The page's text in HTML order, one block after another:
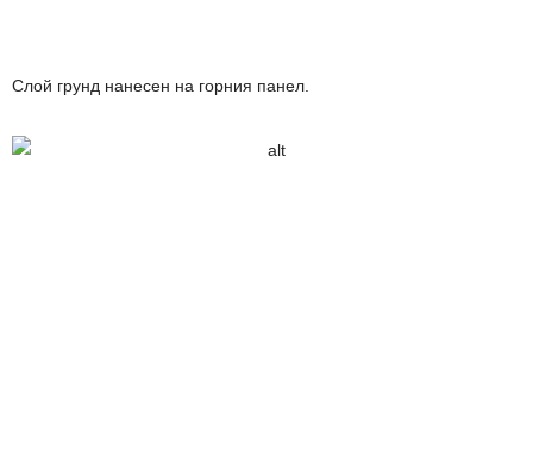
Слой грунд нанесен на горния панел.